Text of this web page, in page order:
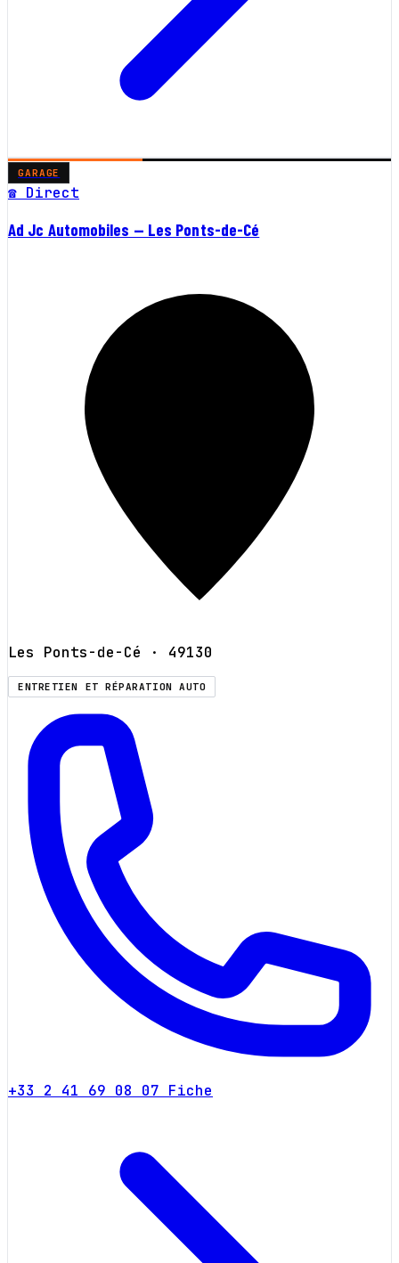
GARAGE
☎ Direct
Ad Jc Automobiles — Les Ponts-de-Cé
Les Ponts-de-Cé · 49130
ENTRETIEN ET RÉPARATION AUTO
+33 2 41 69 08 07 Fiche